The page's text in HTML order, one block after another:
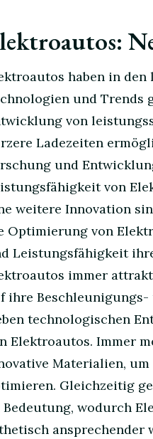
haben in den
und Trends
von
Ladezeiten
und
von
weitere Innovation
Optimierung von
Leistungsfähigkeit
immer
ihre
technologischen
Elektroautos. Immer
Materialien,
Gleichzeitig
Bedeutung, wodurch
ansprechender